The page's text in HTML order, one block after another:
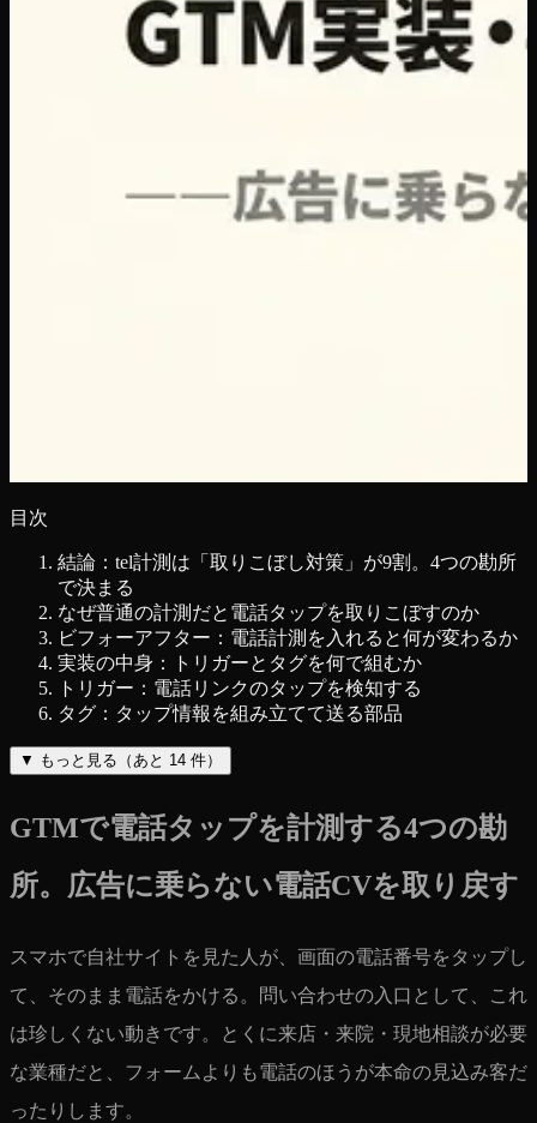
目次
結論：tel計測は「取りこぼし対策」が9割。4つの勘所
で決まる
なぜ普通の計測だと電話タップを取りこぼすのか
ビフォーアフター：電話計測を入れると何が変わるか
実装の中身：トリガーとタグを何で組むか
トリガー：電話リンクのタップを検知する
タグ：タップ情報を組み立てて送る部品
▼ もっと見る（あと 14 件）
GTMで電話タップを計測する4つの勘
所。広告に乗らない電話CVを取り戻す
スマホで自社サイトを見た人が、画面の電話番号をタップし
て、そのまま電話をかける。問い合わせの入口として、これ
は珍しくない動きです。とくに来店・来院・現地相談が必要
な業種だと、フォームよりも電話のほうが本命の見込み客だ
ったりします。